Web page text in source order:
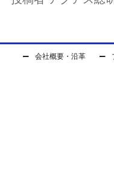
会社概要・沿革